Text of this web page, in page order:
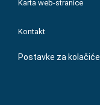
Karta web-stranice
Kontakt
Postavke za kolačiće